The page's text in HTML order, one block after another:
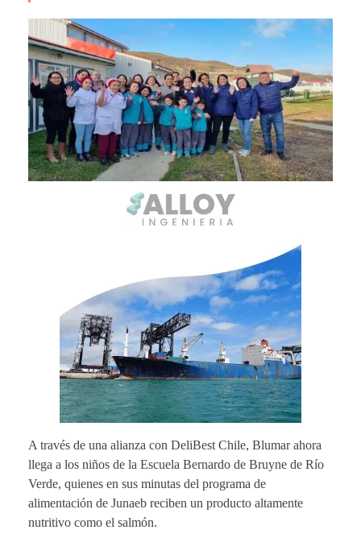
A través de una alianza con DeliBest Chile, Blumar ahora
llega a los niños de la Escuela Bernardo de Bruyne de Río
Verde, quienes en sus minutas del programa de
alimentación de Junaeb reciben un producto altamente
nutritivo como el salmón.